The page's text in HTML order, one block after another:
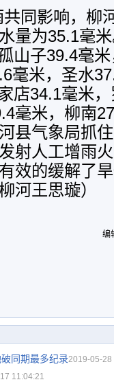
同影响，柳
量为35.1毫
山子39.4毫
毫米，圣水
店34.1毫米
毫米，柳南
县气象局抓
射人工增雨
效的缓解了
河王思璇）
编
同期最多纪录2019-05-28
11:04:21